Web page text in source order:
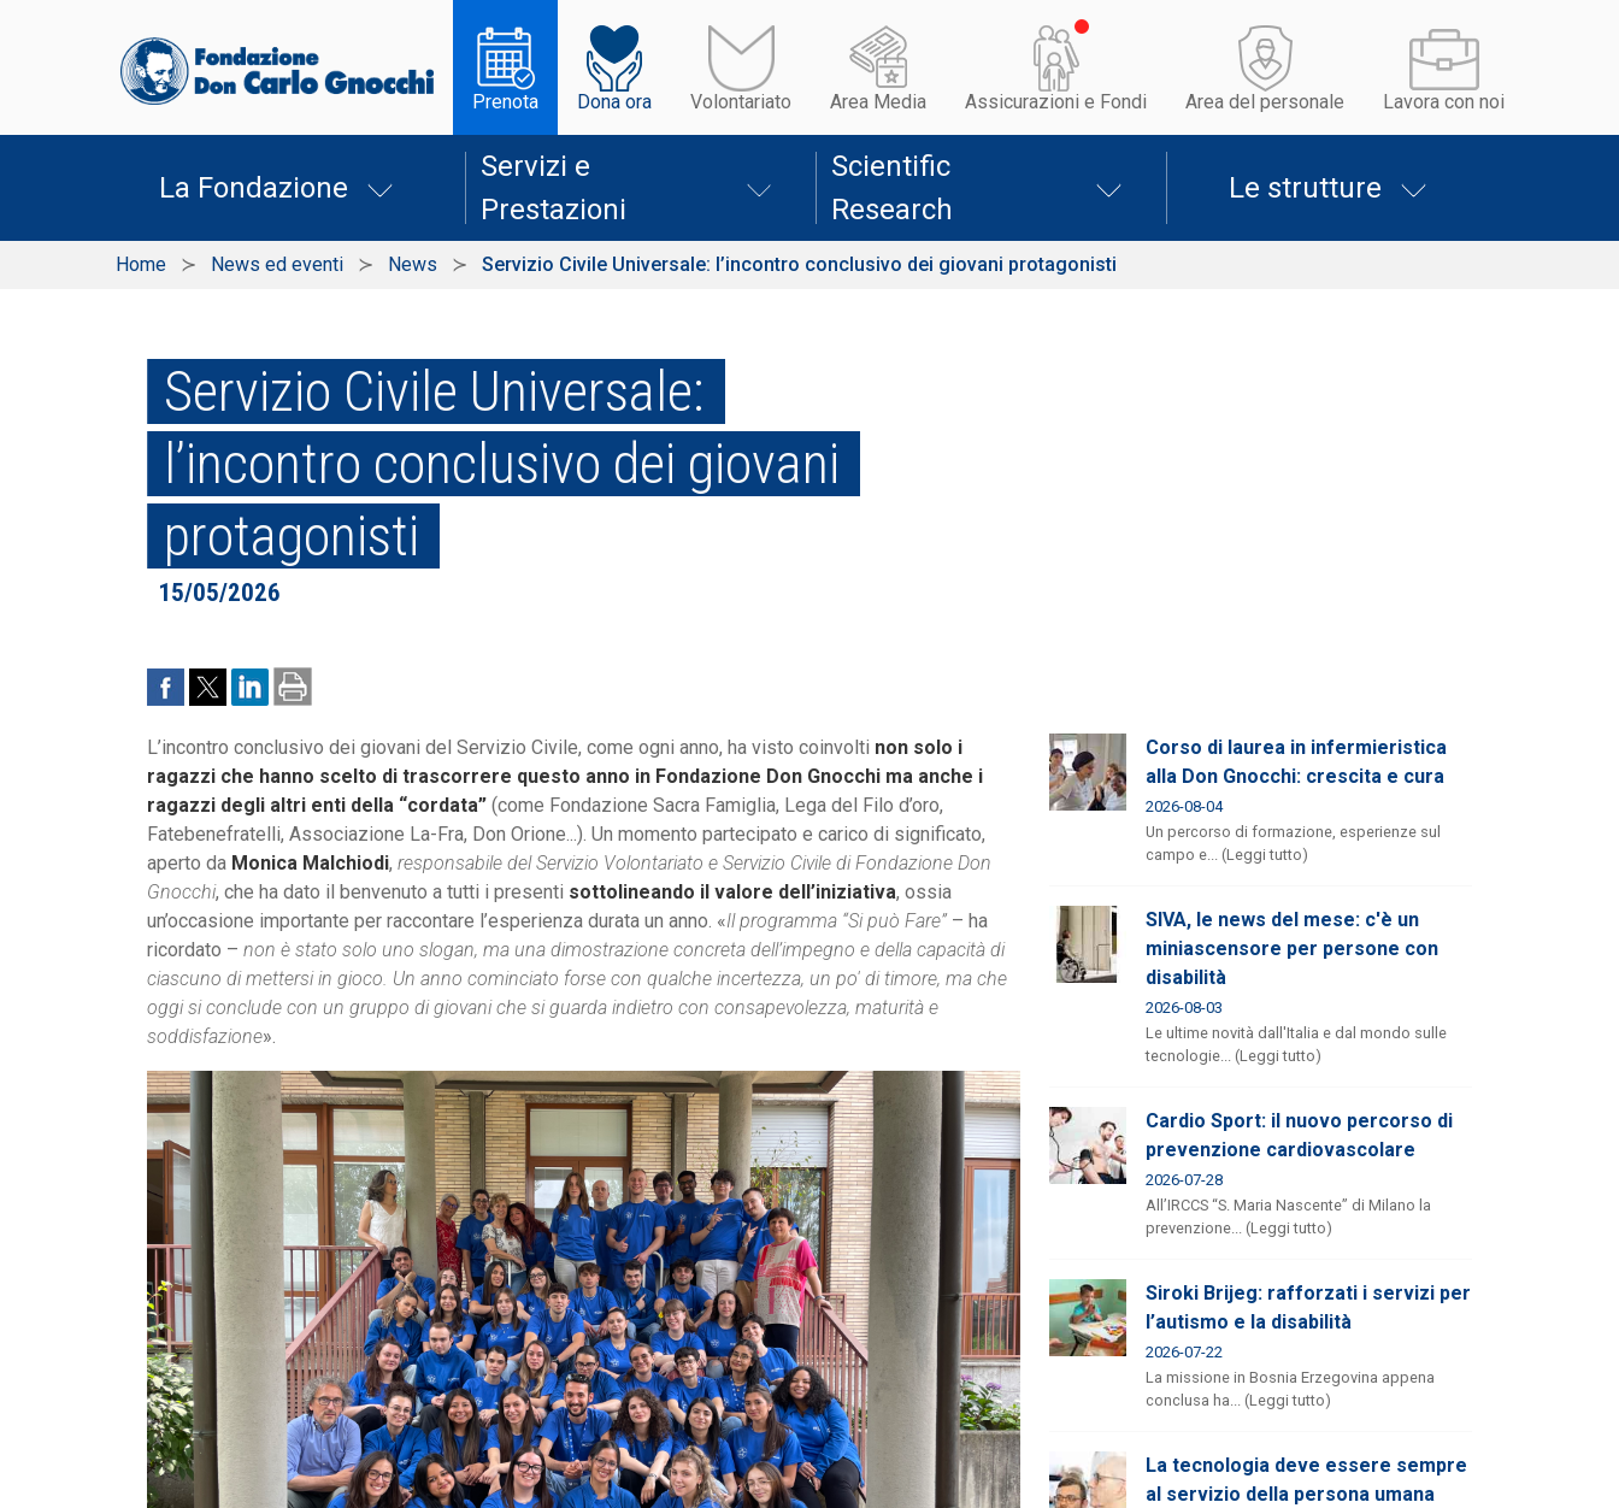
Prenota Dona ora Volontariato Area Media Assicurazioni e Fondi Area del personale Lavora con noi
La Fondazione
Servizi e
Prestazioni
Scientific
Research
Le strutture
Home News ed eventi News Servizio Civile Universale: l’incontro conclusivo dei giovani protagonisti
Servizio Civile Universale:
l’incontro conclusivo dei giovani
protagonisti
15/05/2026
L’incontro conclusivo dei giovani del Servizio Civile, come ogni anno, ha visto coinvolti non solo i
ragazzi che hanno scelto di trascorrere questo anno in Fondazione Don Gnocchi ma anche i
ragazzi degli altri enti della “cordata” (come Fondazione Sacra Famiglia, Lega del Filo d’oro,
Fatebenefratelli, Associazione La-Fra, Don Orione...). Un momento partecipato e carico di significato,
aperto da Monica Malchiodi, responsabile del Servizio Volontariato e Servizio Civile di Fondazione Don
Gnocchi, che ha dato il benvenuto a tutti i presenti sottolineando il valore dell’iniziativa, ossia
un’occasione importante per raccontare l’esperienza durata un anno. «Il programma “Si può Fare”– ha
ricordato – non è stato solo uno slogan, ma una dimostrazione concreta dell’impegno e della capacità di
ciascuno di mettersi in gioco. Un anno cominciato forse con qualche incertezza, un po' di timore, ma che
oggi si conclude con un gruppo di giovani che si guarda indietro con consapevolezza, maturità e
soddisfazione».
Corso di laurea in infermieristica
alla Don Gnocchi: crescita e cura
2026-08-04
Un percorso di formazione, esperienze sul
campo e... (Leggi tutto)
SIVA, le news del mese: c'è un
miniascensore per persone con
disabilità
2026-08-03
Le ultime novità dall'Italia e dal mondo sulle
tecnologie... (Leggi tutto)
Cardio Sport: il nuovo percorso di
prevenzione cardiovascolare
2026-07-28
All’IRCCS “S. Maria Nascente” di Milano la
prevenzione... (Leggi tutto)
Siroki Brijeg: rafforzati i servizi per
l’autismo e la disabilità
2026-07-22
La missione in Bosnia Erzegovina appena
conclusa ha... (Leggi tutto)
La tecnologia deve essere sempre
al servizio della persona umana